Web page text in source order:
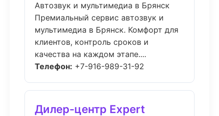
Автозвук и мультимедиа в Брянск
Премиальный сервис автозвук и
мультимедиа в Брянск. Комфорт для
клиентов, контроль сроков и
качества на каждом этапе....
Телефон: +7-916-989-31-92
Дилер-центр Expert